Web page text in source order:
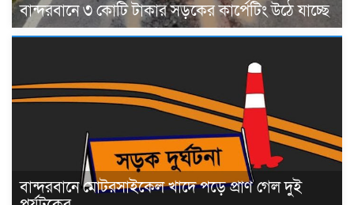
বান্দরবানে ৩ কোটি টাকার সড়কের কার্পেটিং উঠে যাচ্ছে
বান্দরবানে মোটরসাইকেল খাদে পড়ে প্রাণ গেল দুই